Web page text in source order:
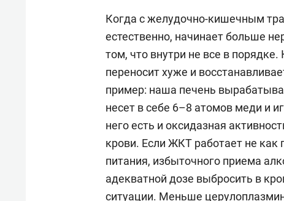
Четверть века, вплоть до 2024-
гастроэнтерологической
гастроэнтерологом МЗ РТ. На
госпитальной и
РМАНПО минздрава России,
пациентов в ГКБ №12, ГП №10 и
возглавляет в ГКБ №12 отделение
Когда с желудочно-кишечным
естественно, начинает больше
том, что внутри не все в
переносит хуже и
пример: наша печень
несет в себе 6–8 атомов меди и
него есть и оксидазная
крови. Если ЖКТ работает не
питания, избыточного приема
адекватной дозе выбросить в
ситуации. Меньше